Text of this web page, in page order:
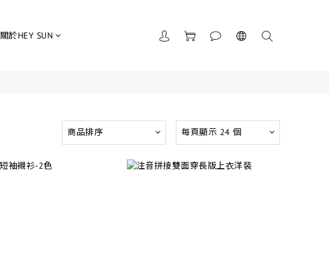
關於HEY SUN
商品排序 每頁顯示 24 個